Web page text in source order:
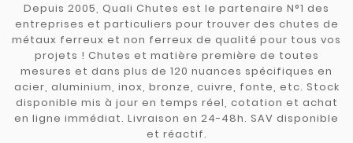
Depuis 2005, Quali Chutes est le partenaire N°1 des
entreprises et particuliers pour trouver des chutes de
métaux ferreux et non ferreux de qualité pour tous vos
projets ! Chutes et matière première de toutes
mesures et dans plus de 120 nuances spécifiques en
acier, aluminium, inox, bronze, cuivre, fonte, etc. Stock
disponible mis à jour en temps réel, cotation et achat
en ligne immédiat. Livraison en 24-48h. SAV disponible
et réactif.